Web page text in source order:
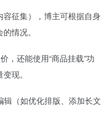
征集），博主可根据自身
情况。
，还能使用“商品挂载”功
现。
辑（如优化排版、添加长文
在天津偶遇支教老师哭红眼
570元 要5060元才肯上楼
史最悠久的门店之一将闭店
为性贿赂丑闻致歉